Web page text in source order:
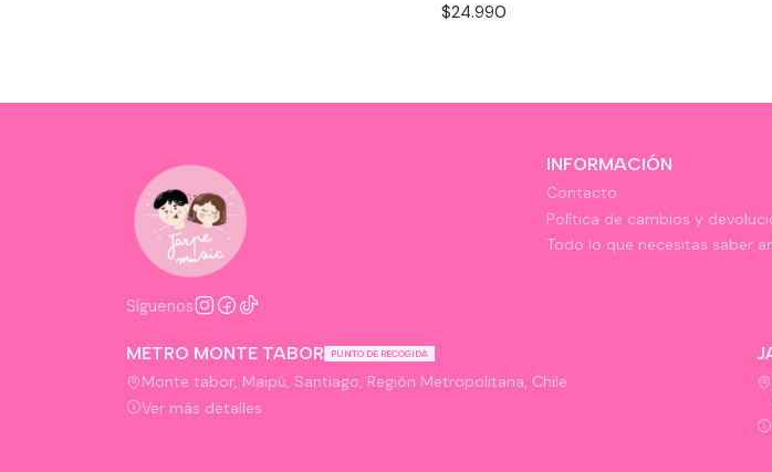
$24.990
Síguenos
INFORMACIÓN
Contacto
Política de cambios y
Todo lo que necesitas saber
METRO MONTE TABOR PUNTO DE RECOGIDA
Monte tabor, Maipú, Santiago, Región Metropolitana, Chile
Ver más detalles